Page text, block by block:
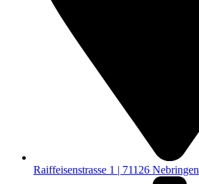
Raiffeisenstrasse 1 | 71126 Nebringen